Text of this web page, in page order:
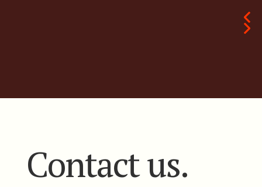
Contact us.